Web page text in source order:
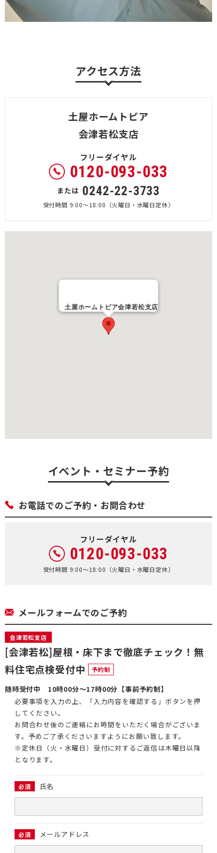
アクセス方法
土屋ホームトピア
会津若松支店
フリーダイヤル
0120-093-033
または 0242-22-3733
受付時間 9:00～18:00（火曜日・水曜日定休）
土屋ホームトピア会津若松支店
イベント・セミナー予約
お電話でのご予約・お問合わせ
フリーダイヤル
0120-093-033
受付時間 9:00～18:00（火曜日・水曜日定休）
メールフォームでのご予約
会津若松支店
[会津若松]屋根・床下まで徹底チェック！無
料住宅点検受付中
予約制
随時受付中 10時00分～17時00分【事前予約制】
必要事項を⼊⼒の上、「⼊⼒内容を確認する」ボタンを押
してください。
お問合わせ後のご連絡にお時間をいただく場合がございま
す。予めご了承くださいますようにお願い致します。
※定休日（火・水曜日）受付に対するご返信は木曜日以降
となります。
必須 氏名
必須 メールアドレス